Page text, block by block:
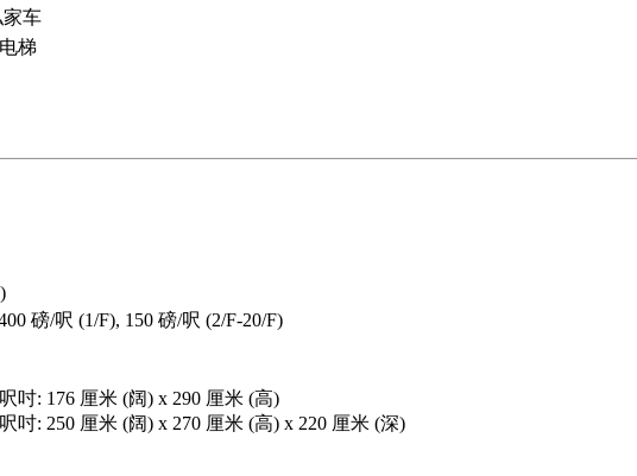
家车
梯
磅/呎 (1/F), 150 磅/呎 (2/F-20/F)
吋: 176 厘米 (阔) x 290 厘米 (高)
吋: 250 厘米 (阔) x 270 厘米 (高) x 220 厘米 (深)